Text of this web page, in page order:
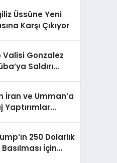
Üssüne Yeni
Karşı Çıkıyor
Valisi Gonzalez
Saldırı
İran ve Umman’a
Yaptırımlar
250 Dolarlık
İçin